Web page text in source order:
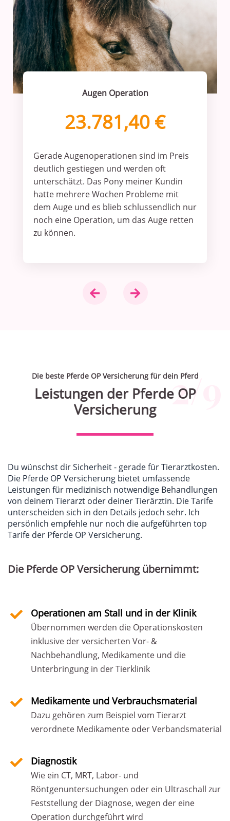
Augen Operation
23.781,40 €
Gerade Augenoperationen sind im Preis
deutlich gestiegen und werden oft
unterschätzt. Das Pony meiner Kundin
hatte mehrere Wochen Probleme mit
dem Auge und es blieb schlussendlich nur
noch eine Operation, um das Auge retten
zu können.
2/9
Die beste Pferde OP Versicherung für dein Pferd
Leistungen der Pferde OP
Versicherung
Du wünschst dir Sicherheit - gerade für Tierarztkosten.
Die Pferde OP Versicherung bietet umfassende
Leistungen für medizinisch notwendige Behandlungen
von deinem Tierarzt oder deiner Tierärztin. Die Tarife
unterscheiden sich in den Details jedoch sehr. Ich
persönlich empfehle nur noch die aufgeführten top
Tarife der Pferde OP Versicherung.
Die Pferde OP Versicherung übernimmt:
Operationen am Stall und in der Klinik
Übernommen werden die Operationskosten
inklusive der versicherten Vor- &
Nachbehandlung, Medikamente und die
Unterbringung in der Tierklinik
Medikamente und Verbrauchsmaterial
Dazu gehören zum Beispiel vom Tierarzt
verordnete Medikamente oder Verbandsmaterial
Diagnostik
Wie ein CT, MRT, Labor- und
Röntgenuntersuchungen oder ein Ultraschall zur
Feststellung der Diagnose, wegen der eine
Operation durchgeführt wird